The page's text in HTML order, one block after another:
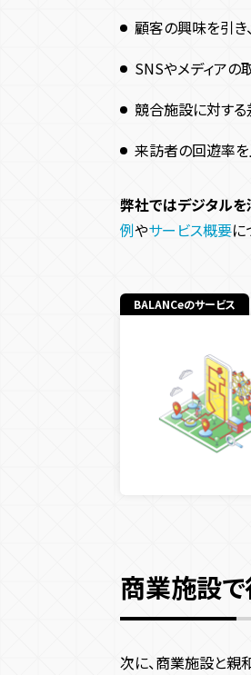
企業・製品
KDDI
自治体PRコ
映画PRコン
ワンピース
商業施設集客
商業施設
商業施設
商業施設の集客
デジタル技術
効果測定と
顧客の興味を引き
SNSやメディアの
競合施設に対す
来訪者の回遊率
弊社ではデジタルを
例やサービス概要に
BALANCeのサービス
商業施設
次に、商業施設と親